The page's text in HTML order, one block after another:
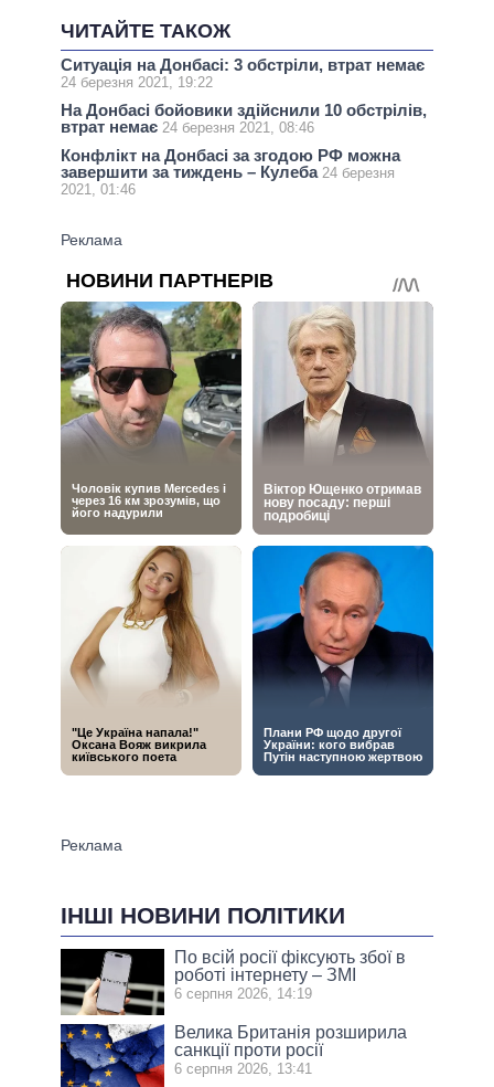
ЧИТАЙТЕ ТАКОЖ
Ситуація на Донбасі: 3 обстріли, втрат немає
24 березня 2021, 19:22
На Донбасі бойовики здійснили 10 обстрілів,
втрат немає 24 березня 2021, 08:46
Конфлікт на Донбасі за згодою РФ можна
завершити за тиждень – Кулеба 24 березня
2021, 01:46
ІНШІ НОВИНИ ПОЛІТИКИ
По всій росії фіксують збої в
роботі інтернету – ЗМІ
6 серпня 2026, 14:19
Велика Британія розширила
санкції проти росії
6 серпня 2026, 13:41